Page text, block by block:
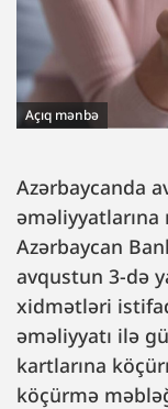
Açıq mənbə
Azərbaycanda
Azərbaycan
avqustun 3-də
xidmətləri
əməliyyatı ilə
kartlarına
köçürmə